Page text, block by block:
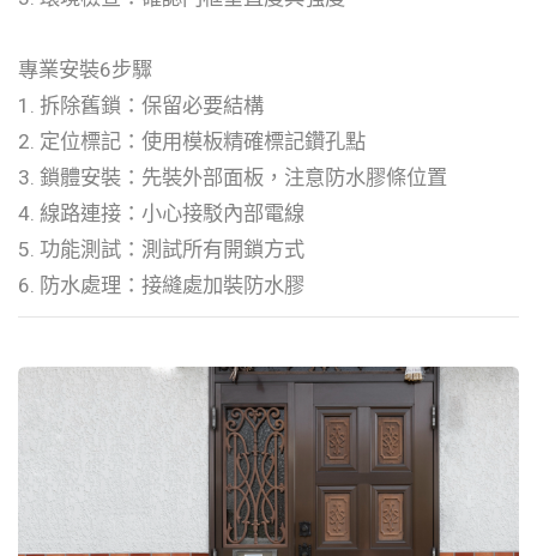
專業安裝6步驟
1. 拆除舊鎖：保留必要結構
2. 定位標記：使用模板精確標記鑽孔點
3. 鎖體安裝：先裝外部面板，注意防水膠條位置
4. 線路連接：小心接駁內部電線
5. 功能測試：測試所有開鎖方式
6. 防水處理：接縫處加裝防水膠